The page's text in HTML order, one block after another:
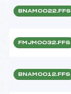
BNAM0022.FFS
FMJM0032.FFS
BNAM0012.FFS